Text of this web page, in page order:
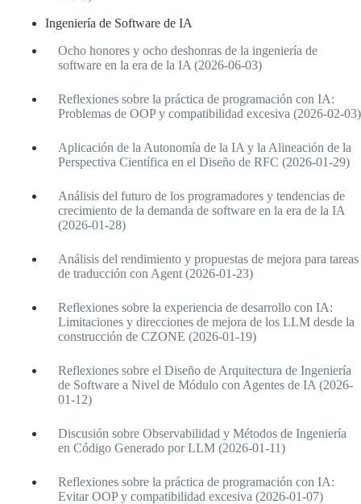
Ingeniería de Software de IA
Ocho honores y ocho deshonras de la ingeniería de
software en la era de la IA (2026-06-03)
Reflexiones sobre la práctica de programación con IA:
Problemas de OOP y compatibilidad excesiva (2026-02-03)
Aplicación de la Autonomía de la IA y la Alineación de la
Perspectiva Científica en el Diseño de RFC (2026-01-29)
Análisis del futuro de los programadores y tendencias de
crecimiento de la demanda de software en la era de la IA
(2026-01-28)
Análisis del rendimiento y propuestas de mejora para tareas
de traducción con Agent (2026-01-23)
Reflexiones sobre la experiencia de desarrollo con IA:
Limitaciones y direcciones de mejora de los LLM desde la
construcción de CZONE (2026-01-19)
Reflexiones sobre el Diseño de Arquitectura de Ingeniería
de Software a Nivel de Módulo con Agentes de IA (2026-
01-12)
Discusión sobre Observabilidad y Métodos de Ingeniería
en Código Generado por LLM (2026-01-11)
Reflexiones sobre la práctica de programación con IA:
Evitar OOP y compatibilidad excesiva (2026-01-07)